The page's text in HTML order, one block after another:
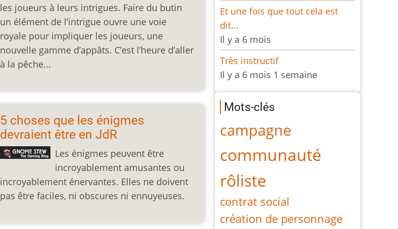
les joueurs à leurs intrigues. Faire du butin
un élément de l’intrigue ouvre une voie
royale pour impliquer les joueurs, une
nouvelle gamme d’appâts. C’est l’heure d’aller
à la pêche...
5 choses que les énigmes
devraient être en JdR
Les énigmes peuvent être
incroyablement amusantes ou
incroyablement énervantes. Elles ne doivent
pas être faciles, ni obscures ni ennuyeuses.
Et une fois que tout cela est
dit...
Il y a 6 mois
Très instructif
Il y a 6 mois 1 semaine
Mots-clés
campagne
communauté
rôliste
contrat social
création de personnage